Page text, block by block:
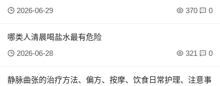
2026-06-29
370 0
哪类人清晨喝盐水最有危险
2026-06-28
321 0
静脉曲张的治疗方法、偏方、按摩、饮食日常护理、注意事